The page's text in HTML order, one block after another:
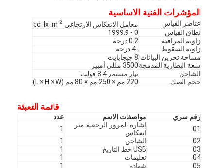
المؤشرات الفنية الاساسية
عناصر القياس معامل الانعكاس الارتجاعي cd .lx .m-2
نطاق القياس
0 - 1999.9
زاوية المراقبة
0.2 درجة
زاوية السقوط
-4 درجة
مساحة تخزين البيانات 8 جيجابايت
سعة البطارية المدمجة3500 مللي أمبير
الشاحن
تيار مستمر 8.4 فولت
حجم الصك
220 مم × 250 مم × 80 مم (L × H × W)
قائمة التعبئة
رقم سري مواصفات الاسم
عدد
01
إشارة المرور الرجعية متر
انعكاس
1
02
الشاحن
1
03
USB خط التاريخ
1
04
تعليمات
1
05
شهادة 1